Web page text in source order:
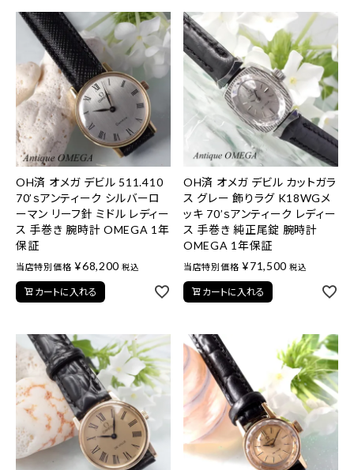
OH済 オメガ デビル 511.410
70’ｓアンティーク シルバーロ
ーマン リーフ針 ミドル レディー
ス 手巻き 腕時計 OMEGA 1年
保証
当店特別価格 ¥68,200 税込
カートに入れる
OH済 オメガ デビル カットガラ
ス グレー 飾りラグ K18WGメ
ッキ 70’ｓアンティーク レディー
ス 手巻き 純正尾錠 腕時計
OMEGA 1年保証
当店特別価格 ¥71,500 税込
カートに入れる